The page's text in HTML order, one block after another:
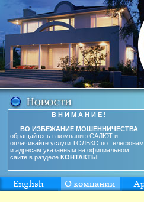
В Н И М А Н И Е !
ВО ИЗБЕЖАНИЕ МОШЕННИЧЕСТВА
обращайтесь в компанию САЛЮТ и
оплачивайте услуги ТОЛЬКО по телефонам
и адресам указанным на официальном
сайте в разделе КОНТАКТЫ